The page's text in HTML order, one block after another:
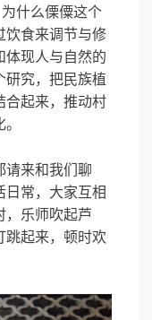
什么傈僳这个
饮食来调节与修
体现人与自然的
研究，把民族植
合起来，推动村
请来和我们聊
日常，大家互相
，乐师吹起芦
跳起来，顿时欢